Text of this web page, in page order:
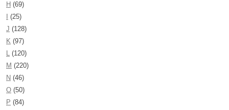
H (69)
(25)
J (128)
K (97)
L (120)
M (220)
N (46)
O (50)
P (84)